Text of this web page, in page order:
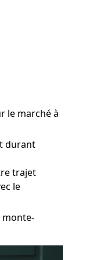
le marché à
durant
trajet
le
monte-